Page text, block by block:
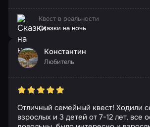
Квест в реальности
Сказки на ночь
Константин
Любитель
Отличный семейный квест! Ходили
взрослых и 3 детей от 7-12 лет, все